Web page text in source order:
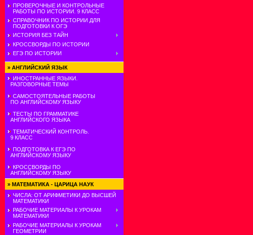
ПРОВЕРОЧНЫЕ И КОНТРОЛЬНЫЕ
РАБОТЫ ПО ИСТОРИИ. 9 КЛАСС
СПРАВОЧНИК ПО ИСТОРИИ ДЛЯ
ПОДГОТОВКИ К ОГЭ
ИСТОРИЯ БЕЗ ТАЙН
КРОССВОРДЫ ПО ИСТОРИИ
ЕГЭ ПО ИСТОРИИ
» АНГЛИЙСКИЙ ЯЗЫК
ИНОСТРАННЫЕ ЯЗЫКИ.
РАЗГОВОРНЫЕ ТЕМЫ
САМОСТОЯТЕЛЬНЫЕ РАБОТЫ
ПО АНГЛИЙСКОМУ ЯЗЫКУ
ТЕСТЫ ПО ГРАММАТИКЕ
АНГЛИЙСКОГО ЯЗЫКА
ТЕМАТИЧЕСКИЙ КОНТРОЛЬ.
9 КЛАСС
ПОДГОТОВКА К ЕГЭ ПО
АНГЛИЙСКОМУ ЯЗЫКУ
КРОССВОРДЫ ПО
АНГЛИЙСКОМУ ЯЗЫКУ
» МАТЕМАТИКА - ЦАРИЦА НАУК
ЧИСЛА: ОТ АРИФМЕТИКИ ДО ВЫСШЕЙ
МАТЕМАТИКИ
РАБОЧИЕ МАТЕРИАЛЫ К УРОКАМ
МАТЕМАТИКИ
РАБОЧИЕ МАТЕРИАЛЫ К УРОКАМ
ГЕОМЕТРИИ